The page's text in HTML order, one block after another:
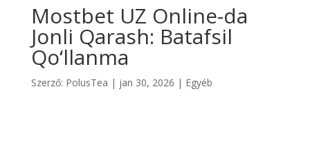
Mostbet UZ Online-da
Jonli Qarash: Batafsil
Qo‘llanma
Szerző: PolusTea | jan 30, 2026 | Egyéb